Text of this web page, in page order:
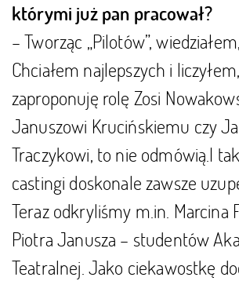
którymi już pan pracował?
– Tworząc „Pilotów”,
Chciałem najlepszych i
zaproponuję rolę Zosi
Januszowi Krucińskiemu czy
Traczykowi, to nie odmówią.I
castingi doskonale zawsze
Teraz odkryliśmy m.in. Marcina
Piotra Janusza – studentów
Teatralnej. Jako ciekawostkę